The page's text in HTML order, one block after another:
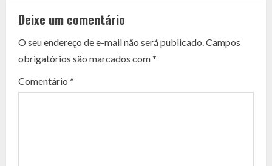
n
t
i
Deixe um comentário
O seu endereço de e-mail não será publicado.Campos
obrigatórios são marcados com*
Comentário *